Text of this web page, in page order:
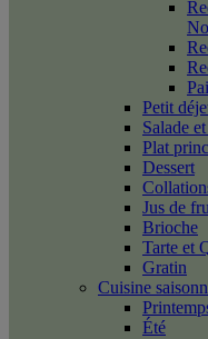
Petit
Salade
Plat
Dessert
Jus de
Brioche
Tarte et
Gratin
Cuisine
Été